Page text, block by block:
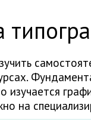
изучается
на